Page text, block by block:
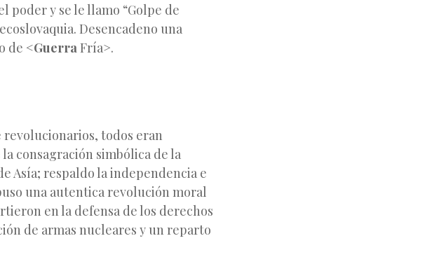
poder y se le llamo “Golpe de
Desencadeno una
de <GuerraFría>.
todos eran
consagración simbólica de la
Asía; respaldo la independencia e
una autentica revolución moral
en la defensa de los derechos
de armas nucleares y un reparto